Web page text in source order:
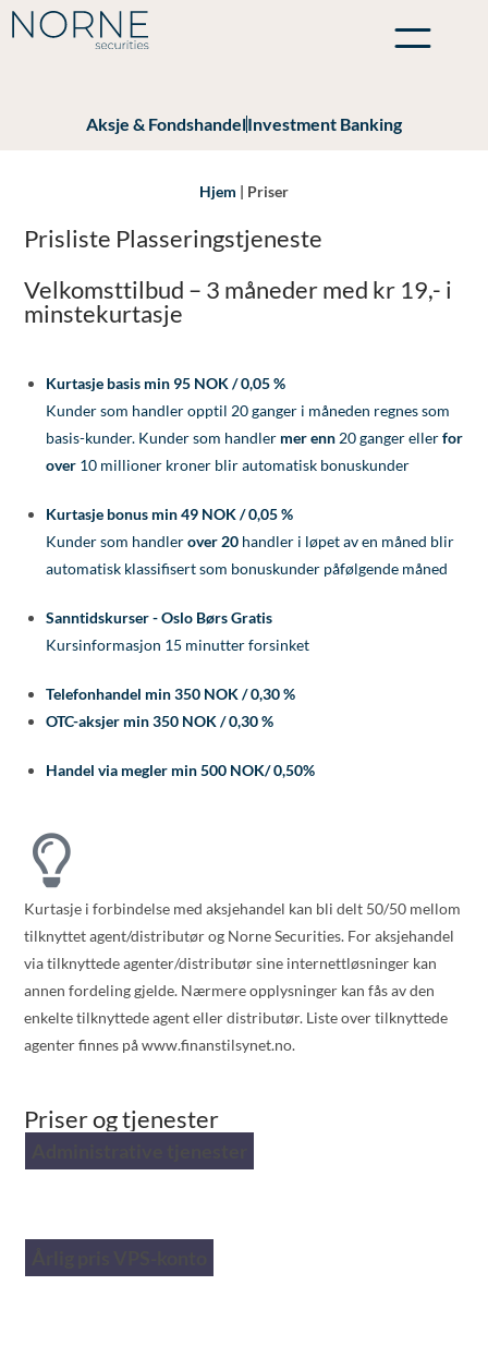
Aksje & FondshandelInvestment Banking
Hjem | Priser
Prisliste Plasseringstjeneste
Velkomsttilbud – 3 måneder med kr 19,- i
minstekurtasje
Kurtasje basis min 95 NOK / 0,05 %
Kunder som handler opptil 20 ganger i måneden regnes som
basis-kunder. Kunder som handler mer enn 20 ganger ellerfor
over 10 millioner kroner blir automatisk bonuskunder
Kurtasje bonus min 49 NOK / 0,05 %
Kunder som handlerover 20 handler i løpet av en måned blir
automatisk klassifisert som bonuskunder påfølgende måned
Sanntidskurser - Oslo BørsGratis
Kursinformasjon 15 minutter forsinket
Telefonhandel min 350 NOK / 0,30 %
OTC-aksjer min 350 NOK / 0,30 %
Handel via megler min 500 NOK/ 0,50%
Kurtasje i forbindelse med aksjehandel kan bli delt 50/50 mellom
tilknyttet agent/distributør og Norne Securities. For aksjehandel
via tilknyttede agenter/distributør sine internettløsninger kan
annen fordeling gjelde. Nærmere opplysninger kan fås av den
enkelte tilknyttede agent eller distributør. Liste over tilknyttede
agenter finnes på www.finanstilsynet.no.
Priser og tjenester